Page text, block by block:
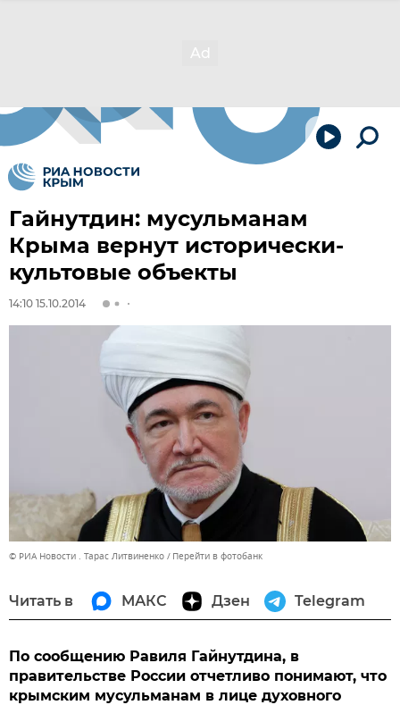
Гайнутдин: мусульманам
Крыма вернут исторически-
культовые объекты
14:10 15.10.2014
© РИА Новости . Тарас Литвиненко Перейти в фотобанк
Читать в МАКС Дзен Telegram
По сообщению Равиля Гайнутдина, в
правительстве России отчетливо понимают, что
крымским мусульманам в лице духовного